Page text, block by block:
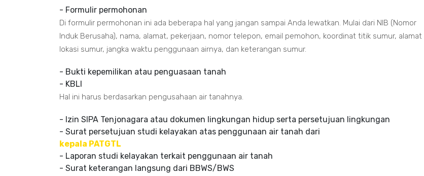
- Formulir permohonan
Di formulir permohonan ini ada beberapa hal yang jangan sampai Anda lewatkan. Mulai dari NIB (Nomor
Induk Berusaha), nama, alamat, pekerjaan, nomor telepon, email pemohon, koordinat titik sumur, alamat
lokasi sumur, jangka waktu penggunaan airnya, dan keterangan sumur.
- Bukti kepemilikan atau penguasaan tanah
- KBLI
Hal ini harus berdasarkan pengusahaan air tanahnya.
- Izin SIPA Tenjonagara atau dokumen lingkungan hidup serta persetujuan lingkungan
- Surat persetujuan studi kelayakan atas penggunaan air tanah dari
kepala PATGTL
- Laporan studi kelayakan terkait penggunaan air tanah
- Surat keterangan langsung dari BBWS/BWS